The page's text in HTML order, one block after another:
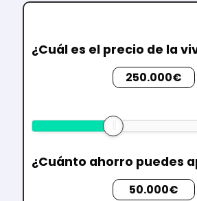
¿Cuál es el precio de la
250.000€
¿Cuánto ahorro puedes
50.000€